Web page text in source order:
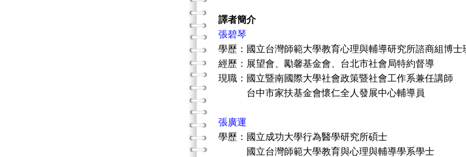
譯者簡介
張碧琴
學歷：國立台灣師範大學教育心理與輔導研究所諮商組博
經歷：展望會、勵馨基金會、台北市社會局特約督導
現職：國立暨南國際大學社會政策暨社會工作系兼任講師
台中市家扶基金會懷仁全人發展中心輔導員
張廣運
學歷：國立成功大學行為醫學研究所碩士
國立台灣師範大學教育與心理與輔導學系學士